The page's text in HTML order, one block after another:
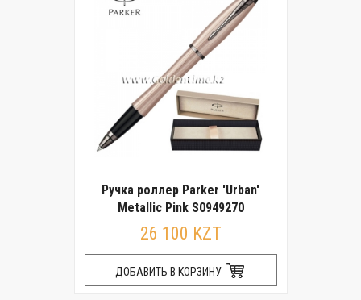
Ручка роллер Parker 'Urban'
Metallic Pink S0949270
26 100 KZT
ДОБАВИТЬ В КОРЗИНУ